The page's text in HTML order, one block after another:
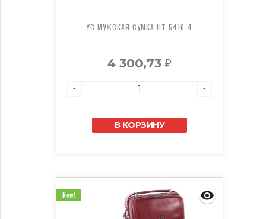
YC МУЖСКАЯ СУМКА HT 5416-4
4 300,73 ₽
В КОРЗИНУ
New!